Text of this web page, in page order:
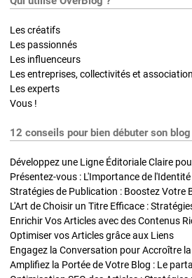
Les créatifs
Les passionnés
Les influenceurs
Les entreprises, collectivités et
Les experts
Vous !
12 conseils pour bien débuter son
Développez une Ligne Éditoriale Claire
Présentez-vous : L'Importance de
L'Art de Choisir un Titre Efficace :
Optimiser vos Articles grâce aux Liens
Engagez la Conversation pour Accroître
Amplifiez la Portée de Votre Blog : Le